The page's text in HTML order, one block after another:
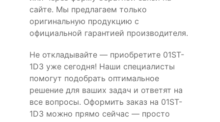
сайте. Мы предлагаем только
оригинальную продукцию с
официальной гарантией производителя.
Не откладывайте — приобретите 01ST-
1D3 уже сегодня! Наши специалисты
помогут подобрать оптимальное
решение для ваших задач и ответят на
все вопросы. Оформить заказ на 01ST-
1D3 можно прямо сейчас — просто